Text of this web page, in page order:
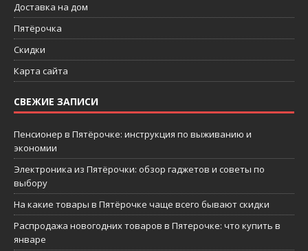
Доставка на дом
Пятёрочка
Скидки
Карта сайта
СВЕЖИЕ ЗАПИСИ
Пенсионер в Пятёрочке: инструкция по выживанию и
экономии
Электроника из Пятёрочки: обзор гаджетов и советы по
выбору
На какие товары в Пятёрочке чаще всего бывают скидки
Распродажа новогодних товаров в Пятерочке: что купить в
январе